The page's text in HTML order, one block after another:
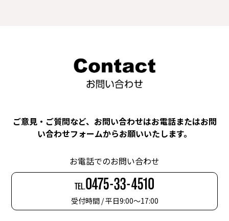
ご意見・ご質問など、お問い合わせはお電話またはお問
い合わせフォームからお願いいたします。
お電話でのお問い合わせ
TEL.0475-33-4510
受付時間 / 平日9:00〜17:00